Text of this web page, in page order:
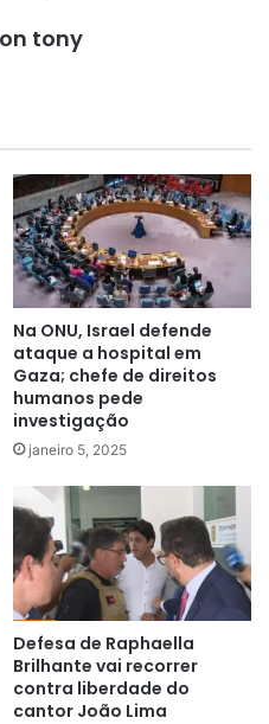
tony
Na ONU, Israel defende
ataque a hospital em
Gaza; chefe de direitos
humanos pede
investigação
janeiro 5, 2025
Defesa de Raphaella
Brilhante vai recorrer
contra liberdade do
cantor João Lima